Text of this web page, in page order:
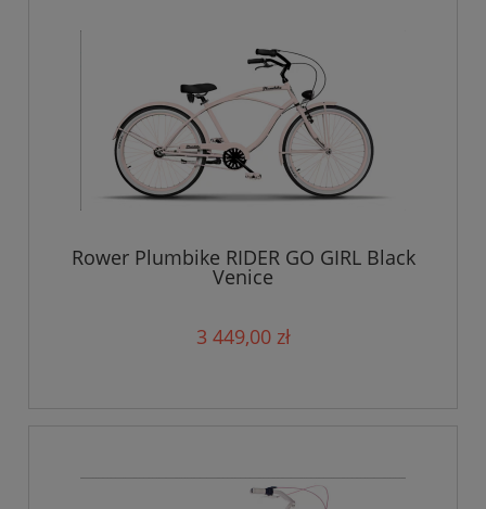
Rower Plumbike RIDER GO GIRL Black
Venice
3 449,00 zł